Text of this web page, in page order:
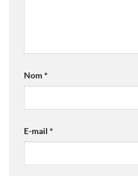
Nom *
E-mail *